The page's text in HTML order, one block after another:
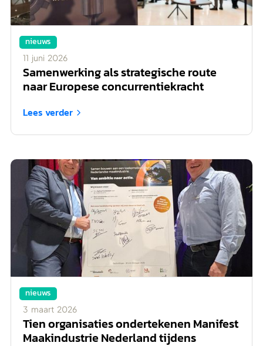
nieuws
11 juni 2026
Samenwerking als strategische route
naar Europese concurrentiekracht
Lees verder 
nieuws
3 maart 2026
Tien organisaties ondertekenen Manifest
Maakindustrie Nederland tijdens